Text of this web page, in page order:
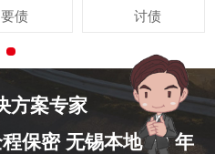
要债 讨债
方案专家
保密 无锡本地 10 年